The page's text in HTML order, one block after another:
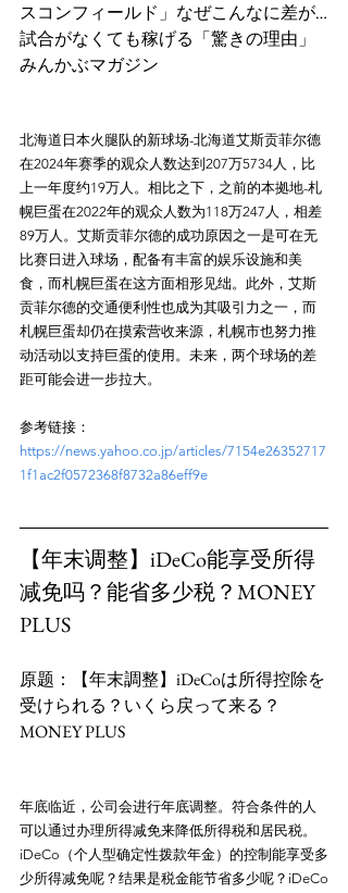
スコンフィールド」なぜこんなに差が…
試合がなくても稼げる「驚きの理由」
北海道日本火腿队的新球场-北海道艾斯贡菲尔德
在2024年赛季的观众人数达到207万5734人，比
上一年度约19万人。相比之下，之前的本拠地-札
幌巨蛋在2022年的观众人数为118万247人，相差
89万人。艾斯贡菲尔德的成功原因之一是可在无
比赛日进入球场，配备有丰富的娱乐设施和美
食，而札幌巨蛋在这方面相形见绌。此外，艾斯
贡菲尔德的交通便利性也成为其吸引力之一，而
札幌巨蛋却仍在摸索营收来源，札幌市也努力推
动活动以支持巨蛋的使用。未来，两个球场的差
参考链接：
https://news.yahoo.co.jp/articles/7154e26352717
1f1ac2f0572368f8732a86eff9e
【年末调整】iDeCo能享受所得
减免吗？能省多少税？MONEY
PLUS
原题：【年末調整】iDeCoは所得控除を
受けられる？いくら戻って来る？
年底临近，公司会进行年底调整。符合条件的人
可以通过办理所得减免来降低所得税和居民税。
iDeCo（个人型确定性拨款年金）的控制能享受多
少所得减免呢？结果是税金能节省多少呢？iDeCo